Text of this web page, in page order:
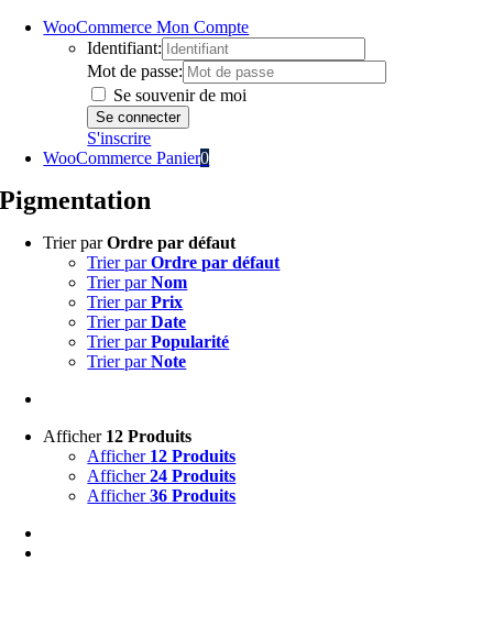
WooCommerce Mon Compte
Identifiant:
Mot de passe:
Se souvenir de moi
S'inscrire
WooCommerce Panier0
Pigmentation
Trier parOrdre par défaut
Trier parOrdre par défaut
Trier parNom
Trier parPrix
Trier parDate
Trier parPopularité
Trier parNote
Afficher 12 Produits
Afficher 12 Produits
Afficher24 Produits
Afficher36 Produits